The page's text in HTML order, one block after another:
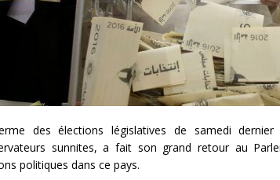
des élections législatives de samedi
sunnites, a fait son grand retour au
politiques dans ce pays.